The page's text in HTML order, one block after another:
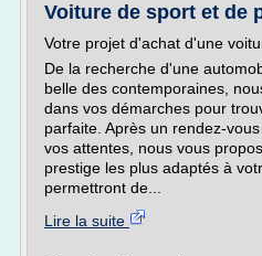
Voiture de sport et de
Votre projet d'achat d'une
De la recherche d'une
belle des contemporaines,
dans vos démarches pour
parfaite. Après un rendez-
vos attentes, nous vous
prestige les plus adaptés à
permettront de...
Lire la suite